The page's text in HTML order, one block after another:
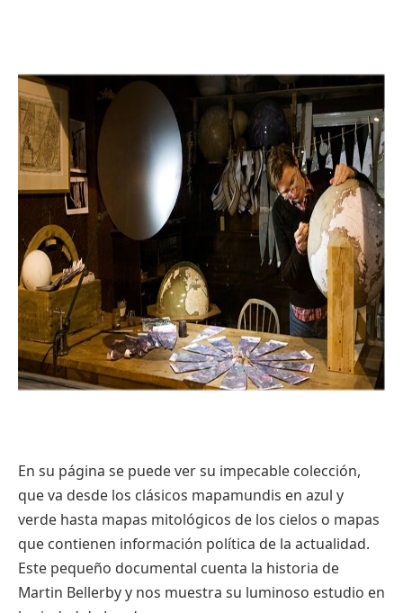
En su página se puede ver su impecable colección,
que va desde los clásicos mapamundis en azul y
verde hasta mapas mitológicos de los cielos o mapas
que contienen información política de la actualidad.
Este pequeño documental cuenta la historia de
Martin Bellerby y nos muestra su luminoso estudio en